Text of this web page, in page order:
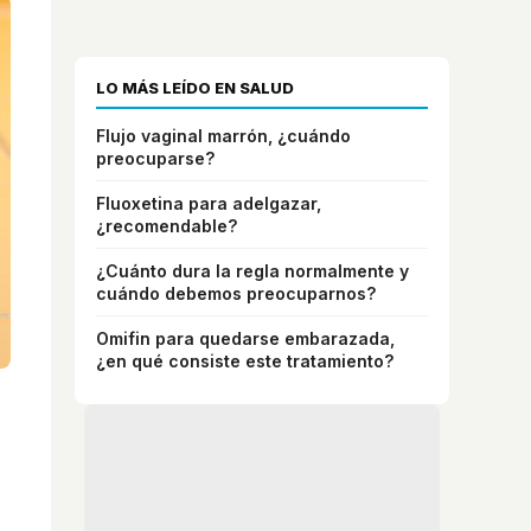
LO MÁS LEÍDO EN SALUD
Flujo vaginal marrón, ¿cuándo
preocuparse?
Fluoxetina para adelgazar,
¿recomendable?
¿Cuánto dura la regla normalmente y
cuándo debemos preocuparnos?
Omifin para quedarse embarazada,
¿en qué consiste este tratamiento?